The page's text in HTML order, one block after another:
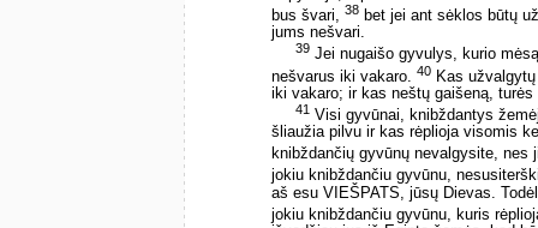
bus švari, 38 bet jei ant sėklos būtų
jums nešvari.
39 Jei nugaišo gyvulys, kurio
nešvarus iki vakaro. 40 Kas
iki vakaro; ir kas neštų gaišeną,
41 Visi gyvūnai, knibždantys
šliaužia pilvu ir kas rėplioja visomis
knibždančių gyvūnų nevalgysite, nes
jokiu knibždančiu gyvūnu,
aš esu VIEŠPATS, jūsų Dievas.
jokiu knibždančiu gyvūnu, kuris